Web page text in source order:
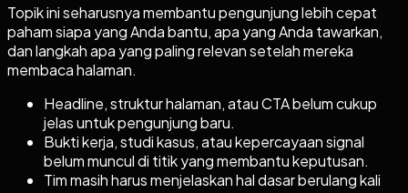
Topik ini seharusnya membantu pengunjung lebih cepat
paham siapa yang Anda bantu, apa yang Anda tawarkan,
dan langkah apa yang paling relevan setelah mereka
membaca halaman.
Headline, struktur halaman, atau CTA belum cukup
jelas untuk pengunjung baru.
Bukti kerja, studi kasus, atau kepercayaan signal
belum muncul di titik yang membantu keputusan.
Tim masih harus menjelaskan hal dasar berulang kali